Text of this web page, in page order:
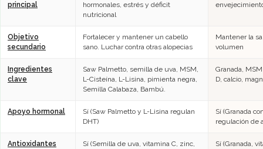
principal
hormonales, estrés y déficit
nutricional
Objetivo
secundario
Fortalecer y mantener un cabello
sano. Luchar contra otras alopecias
Mantener la
volumen
Ingredientes
clave
Saw Palmetto, semilla de uva, MSM,
L-Cisteína, L-Lisina, pimienta negra,
Semilla Calabaza, Bambú.
Granada,
D, calcio,
Apoyo hormonal
Sí (Saw Palmetto y L-Lisina regulan
DHT)
Sí (Granada
regulación de
Antioxidantes
Sí (Semilla de uva, vitamina C, zinc,
Sí (Granada,